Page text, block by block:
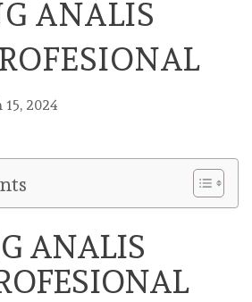
ANALIS
2024
ANALIS